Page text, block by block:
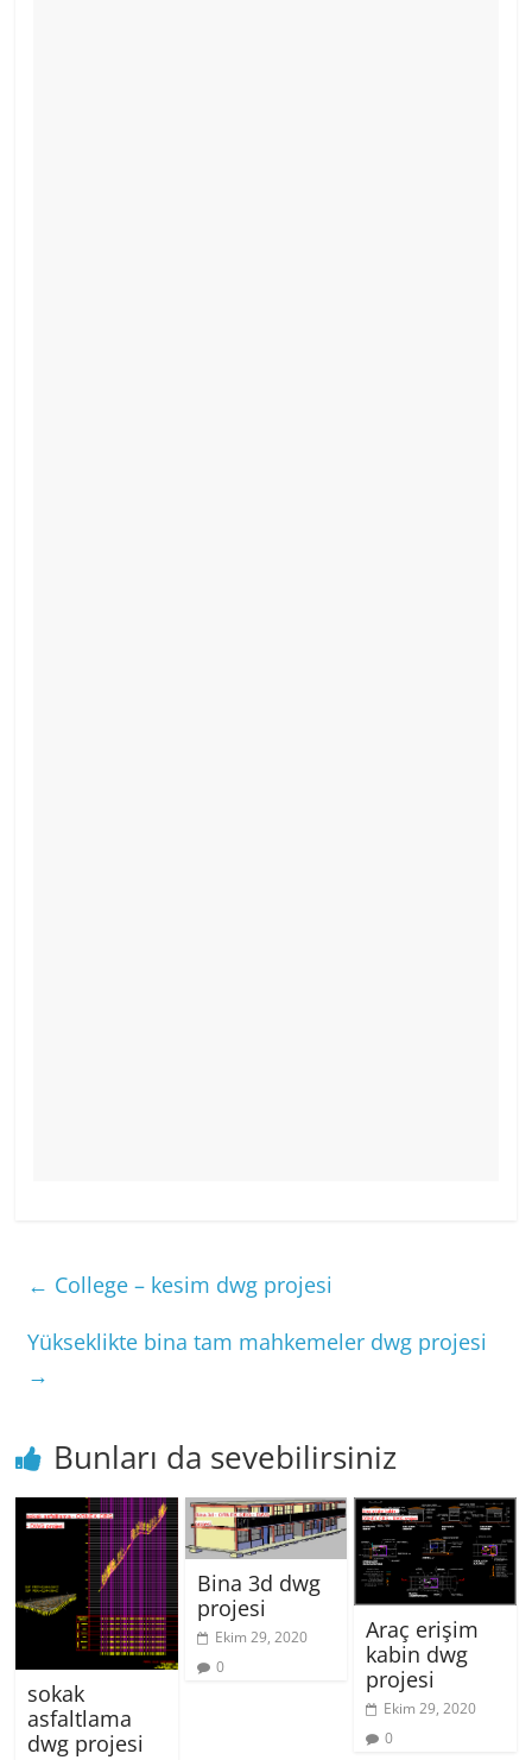
← College – kesim dwg projesi
Yükseklikte bina tam mahkemeler dwg projesi
→
Bunları da sevebilirsiniz
sokak
asfaltlama
dwg projesi
Bina 3d dwg
projesi
Ekim 29, 2020
0
Araç erişim
kabin dwg
projesi
Ekim 29, 2020
0